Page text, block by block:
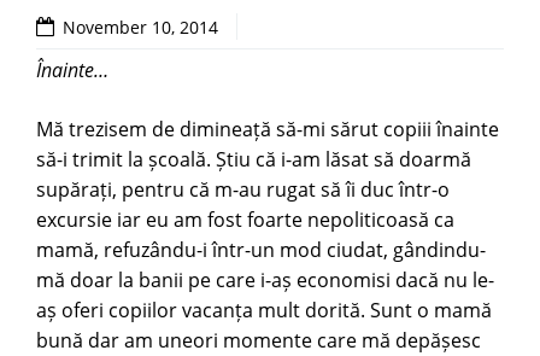
November 10, 2014
Înainte…
Mă trezisem de dimineață să-mi sărut copiii înainte
să-i trimit la școală. Știu că i-am lăsat să doarmă
supărați, pentru că m-au rugat să îi duc într-o
excursie iar eu am fost foarte nepoliticoasă ca
mamă, refuzându-i într-un mod ciudat, gândindu-
mă doar la banii pe care i-aș economisi dacă nu le-
aș oferi copiilor vacanța mult dorită. Sunt o mamă
bună dar am uneori momente care mă depășesc